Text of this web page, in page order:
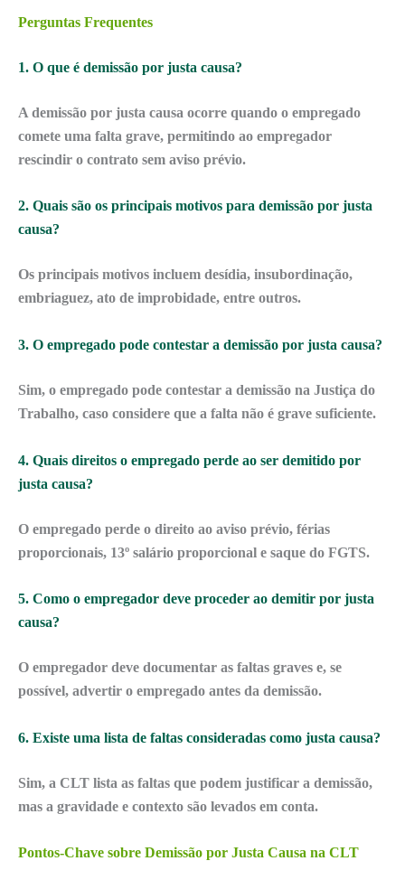
Perguntas Frequentes
1. O que é demissão por justa causa?
A demissão por justa causa ocorre quando o empregado
comete uma falta grave, permitindo ao empregador
rescindir o contrato sem aviso prévio.
2. Quais são os principais motivos para demissão por justa
causa?
Os principais motivos incluem desídia, insubordinação,
embriaguez, ato de improbidade, entre outros.
3. O empregado pode contestar a demissão por justa causa?
Sim, o empregado pode contestar a demissão na Justiça do
Trabalho, caso considere que a falta não é grave suficiente.
4. Quais direitos o empregado perde ao ser demitido por
justa causa?
O empregado perde o direito ao aviso prévio, férias
proporcionais, 13º salário proporcional e saque do FGTS.
5. Como o empregador deve proceder ao demitir por justa
causa?
O empregador deve documentar as faltas graves e, se
possível, advertir o empregado antes da demissão.
6. Existe uma lista de faltas consideradas como justa causa?
Sim, a CLT lista as faltas que podem justificar a demissão,
mas a gravidade e contexto são levados em conta.
Pontos-Chave sobre Demissão por Justa Causa na CLT